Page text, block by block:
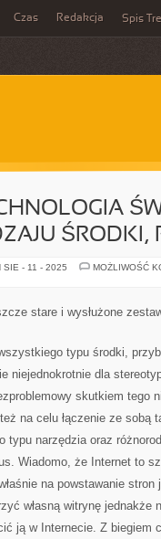
Czas Redakcja Spis
ŚRODKI,
SIE - 11 - 2025
MOŻLIWOŚĆ
stare i wysłużone
typu środki,
niejednokrotnie dla
skutkiem tego
na celu łączenie ze sobą
typu narzędzia oraz
Wiadomo, że Internet to
na powstawanie
własną witrynę jednakże
ją w Internecie. Z biegiem